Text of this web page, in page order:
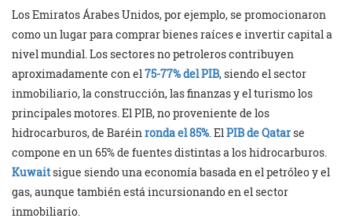
Los Emiratos Árabes Unidos, por ejemplo, se promocionaron
como un lugar para comprar bienes raíces e invertir capital a
nivel mundial. Los sectores no petroleros contribuyen
aproximadamente con el75-77% del PIB, siendo el sector
inmobiliario, la construcción, las finanzas y el turismo los
principales motores. El PIB, no proveniente de los
hidrocarburos, de Baréinronda el 85%. ElPIB de Qatarse
compone en un 65% de fuentes distintas a los hidrocarburos.
Kuwaitsigue siendo una economía basada en el petróleo y el
gas, aunque también está incursionando en el sector
inmobiliario.